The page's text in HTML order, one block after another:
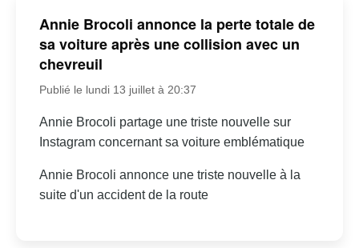
Annie Brocoli annonce la perte totale de
sa voiture après une collision avec un
chevreuil
Publié le lundi 13 juillet à 20:37
Annie Brocoli partage une triste nouvelle sur
Instagram concernant sa voiture emblématique
Annie Brocoli annonce une triste nouvelle à la
suite d'un accident de la route